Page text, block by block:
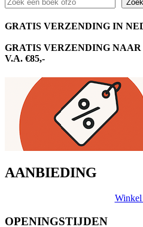
GRATIS VERZENDING IN
GRATIS VERZENDING
V.A. €85,-
AANBIEDING
Winkel
OPENINGSTIJDEN